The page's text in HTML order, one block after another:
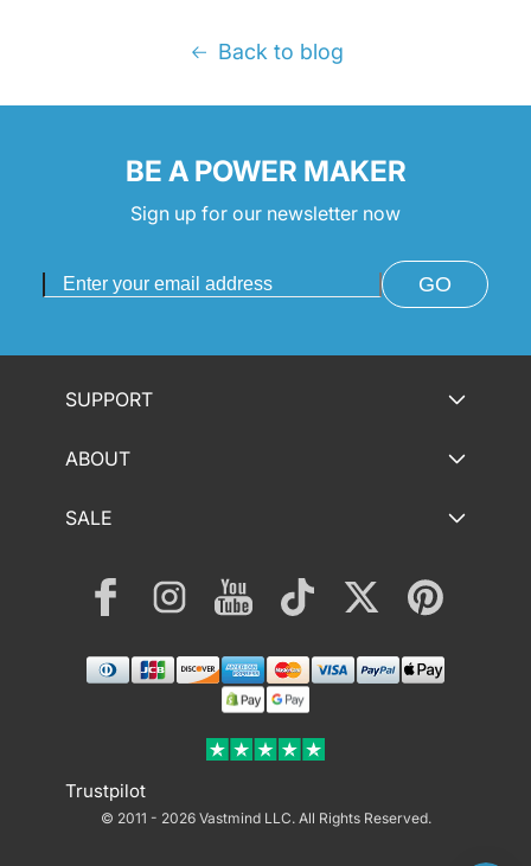
Back to blog
BE A POWER MAKER
Sign up for our newsletter now
GO
SUPPORT
ABOUT
SALE
FacebookInstagramYouTube TikTok Twitter Pinterest
Payment
methods
Trustpilot
© 2011 - 2026 Vastmind LLC.All Rights Reserved.